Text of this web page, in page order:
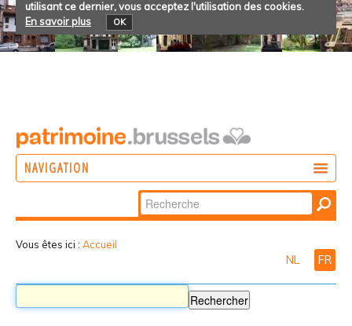
utilisant ce dernier, vous acceptez l'utilisation des cookies.
En savoir plus
OK
NAVIGATION
Chercher par
Recherche
Vous êtes ici : Accueil
NL FR